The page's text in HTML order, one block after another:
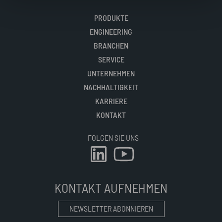
PRODUKTE
ENGINEERING
BRANCHEN
SERVICE
UNTERNEHMEN
NACHHALTIGKEIT
KARRIERE
KONTAKT
FOLGEN SIE UNS
KONTAKT AUFNEHMEN
NEWSLETTER ABONNIEREN